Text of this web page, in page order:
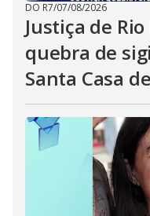
DO R7/07/08/2026
Justiça de
quebra de
Santa Casa